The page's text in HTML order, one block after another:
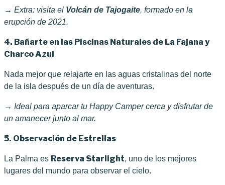
→ Extra: visita el Volcán de Tajogaite, formado en la
erupción de 2021.
4. Bañarte en las Piscinas Naturales de La Fajana y
Charco Azul
Nada mejor que relajarte en las aguas cristalinas del norte
de la isla después de un día de aventuras.
→ Ideal para aparcar tu Happy Camper cerca y disfrutar de
un amanecer junto al mar.
5. Observación de Estrellas
La Palma es Reserva Starlight, uno de los mejores
lugares del mundo para observar el cielo.